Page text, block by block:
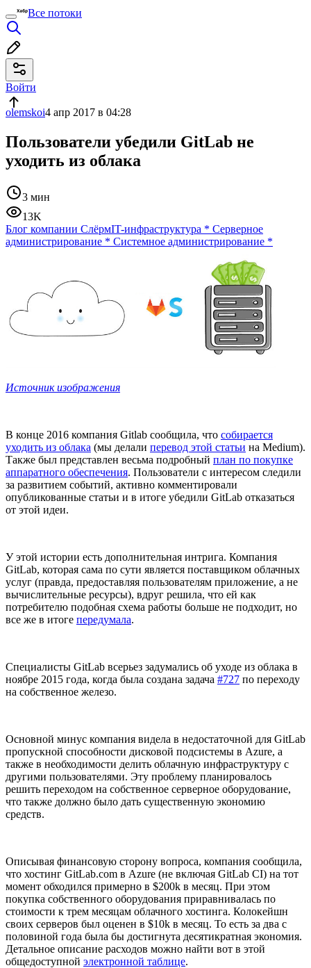
Все потоки
Войти
olemskoi4 апр 2017 в 04:28
Пользователи убедили GitLab не
уходить из облака
3 мин
13K
Блог компании СлёрмIT-инфраструктура * Серверное
администрирование * Системное администрирование *
Источник изображения
В конце 2016 компания Gitlab сообщила, что собирается
уходить из облака (мы делали перевод этой статьи на Medium).
Также был представлен весьма подробный план по покупке
аппаратного обеспечения. Пользователи с интересом следили
за развитием событий, активно комментировали
опубликованные статьи и в итоге убедили GitLab отказаться
от этой идеи.
У этой истории есть дополнительная интрига. Компания
GitLab, которая сама по сути является поставщиком облачных
услуг (правда, предоставляя пользователям приложение, а не
вычислительные ресурсы), вдруг решила, что ей как
потребителю подобная схема работы больше не подходит, но
все же в итоге передумала.
Специалисты GitLab всерьез задумались об уходе из облака в
ноябре 2015 года, когда была создана задача #727 по переходу
на собственное железо.
Основной минус компания видела в недостаточной для GitLab
пропускной способности дисковой подсистемы в Azure, а
также в необходимости делить облачную инфраструктуру с
другими пользователями. Эту проблему планировалось
решить переходом на собственное серверное оборудование,
что также должно было дать существенную экономию
средств.
Описывая финансовую сторону вопроса, компания сообщила,
что хостинг GitLab.com в Azure (не включая GitLab CI) на тот
момент обходился примерно в $200k в месяц. При этом
покупка собственного оборудования приравнивалась по
стоимости к трем месяцам облачного хостинга. Колокейшн
своих серверов был оценен в $10k в месяц. То есть за два с
половиной года была бы достигнута десятикратная экономия.
Детальное описание расходов можно найти вот в этой
общедоступной электронной таблице.